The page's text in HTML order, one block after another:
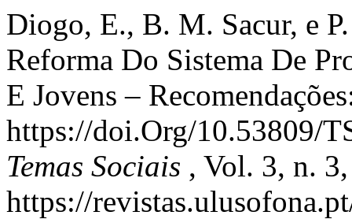
Diogo, E., B. M. Sacur, e
Reforma Do Sistema De
E Jovens –
https://doi.Org/10.53809/
Temas Sociais , Vol. 3, n.
https://